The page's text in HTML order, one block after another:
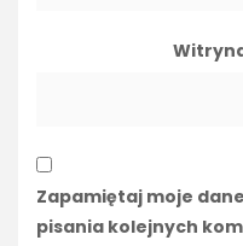
Zapamiętaj moje
pisania kolejnych